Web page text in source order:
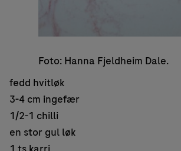
Foto: Hanna Fjeldheim Dale.
fedd hvitløk
3-4 cm ingefær
1/2-1 chilli
en stor gul løk